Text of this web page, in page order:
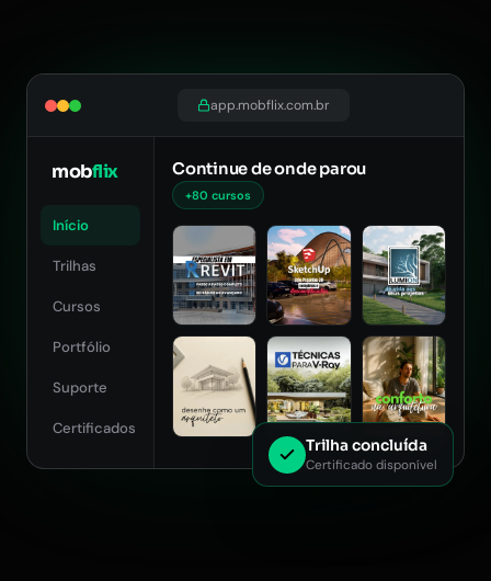
app.mobflix.com.br
mobflix
Início
Trilhas
Cursos
Portfólio
Suporte
Certificados
Continue de onde parou
+80 cursos
Trilha concluída
Certificado disponível